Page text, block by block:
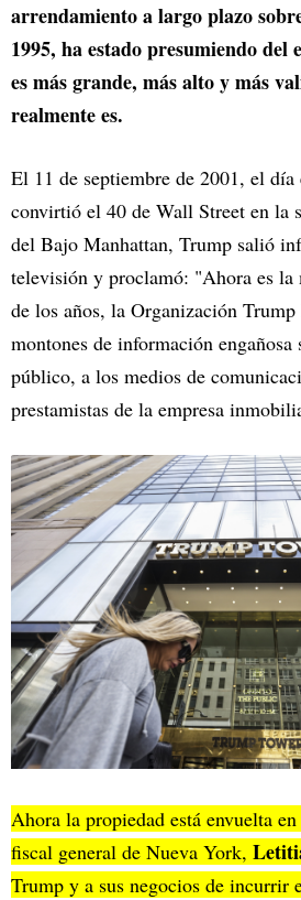
arrendamiento a largo plazo
1995, ha estado presumiendo del
es más grande, más alto y más
realmente es.
El 11 de septiembre de 2001, el
convirtió el 40 de Wall Street en la
del Bajo Manhattan, Trump salió
televisión y proclamó: "Ahora es
de los años, la Organización Trump
montones de información
público, a los medios de
prestamistas de la empresa
Ahora la propiedad está envuelta
fiscal general de Nueva York,
Trump y a sus negocios de incurrir